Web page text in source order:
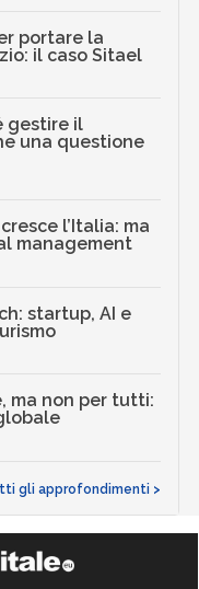
portare la
il caso Sitael
gestire il
una questione
l’Italia: ma
management
startup, AI e
ma non per tutti:
gli approfondimenti >